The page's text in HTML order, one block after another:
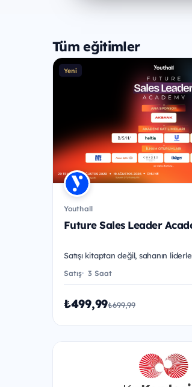
Tüm eğitimler
Yeni
Youthall
Future Sales Leader
Satışı kitaptan değil, sahanın
Satış 3 Saat
₺499,99₺699,99